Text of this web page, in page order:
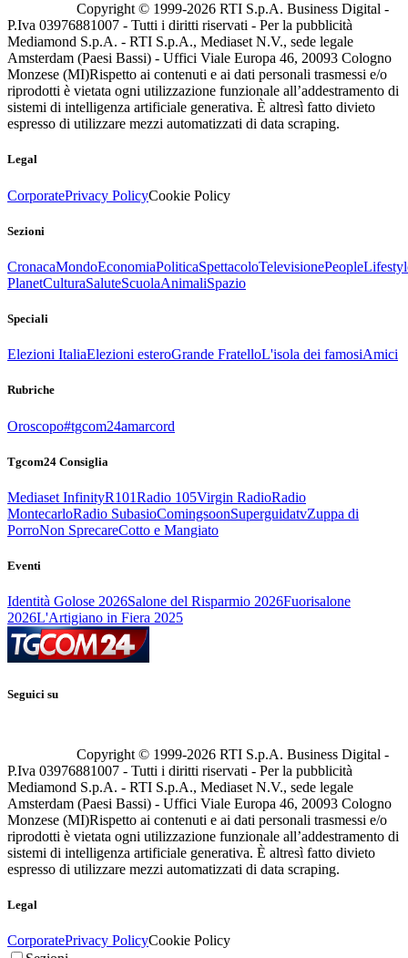
Copyright © 1999-2026 RTI S.p.A. Business Digital -
P.Iva 03976881007 - Tutti i diritti riservati - Per la pubblicità
Mediamond S.p.A. - RTI S.p.A., Mediaset N.V., sede legale
Amsterdam (Paesi Bassi) - Uffici Viale Europa 46, 20093 Cologno
Monzese (MI)Rispetto ai contenuti e ai dati personali trasmessi e/o
riprodotti è vietata ogni utilizzazione funzionale all’addestramento di
sistemi di intelligenza artificiale generativa. È altresì fatto divieto
espresso di utilizzare mezzi automatizzati di data scraping.
Legal
CorporatePrivacy PolicyCookie Policy
Sezioni
CronacaMondoEconomiaPoliticaSpettacoloTelevisionePeople
PlanetCulturaSaluteScuolaAnimaliSpazio
Speciali
Elezioni ItaliaElezioni esteroGrande FratelloL'isola dei famosiAmici
Rubriche
Oroscopo#tgcom24amarcord
Tgcom24 Consiglia
Mediaset InfinityR101Radio 105Virgin RadioRadio
MontecarloRadio SubasioComingsoonSuperguidatvZuppa di
PorroNon SprecareCotto e Mangiato
Eventi
Identità Golose 2026Salone del Risparmio 2026Fuorisalone
2026L'Artigiano in Fiera 2025
Seguici su
Copyright © 1999-2026 RTI S.p.A. Business Digital -
P.Iva 03976881007 - Tutti i diritti riservati - Per la pubblicità
Mediamond S.p.A. - RTI S.p.A., Mediaset N.V., sede legale
Amsterdam (Paesi Bassi) - Uffici Viale Europa 46, 20093 Cologno
Monzese (MI)Rispetto ai contenuti e ai dati personali trasmessi e/o
riprodotti è vietata ogni utilizzazione funzionale all’addestramento di
sistemi di intelligenza artificiale generativa. È altresì fatto divieto
espresso di utilizzare mezzi automatizzati di data scraping.
Legal
CorporatePrivacy PolicyCookie Policy